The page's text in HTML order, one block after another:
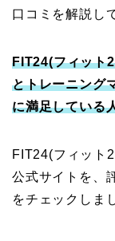
口コミを解説し
FIT24(フィット
とトレーニング
に満足している
FIT24(フィット
公式サイトを、
をチェックしま